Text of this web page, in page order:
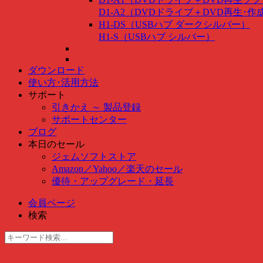
D1-A2（DVDドライブ＋DVD再生･作
H1-DS（USBハブ ダークシルバー）
H1-S（USBハブ シルバー）
ダウンロード
使い方･活用方法
サポート
引きかえ ～ 製品登録
サポートセンター
ブログ
本日のセール
ジェムソフトストア
Amazon ／Yahoo ／楽天のセール
優待・アップグレード・延長
会員ページ
検索